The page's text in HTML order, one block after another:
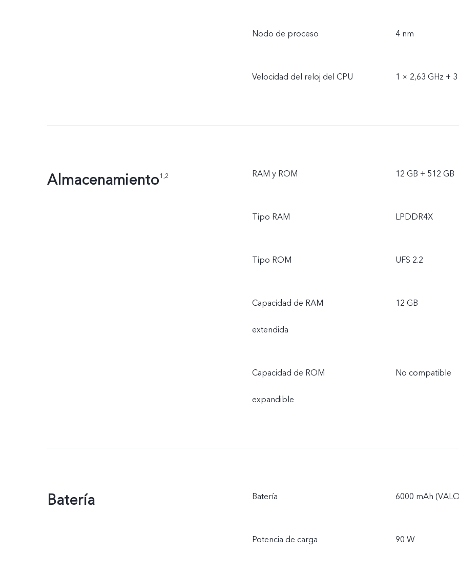
Nodo de proceso 4 nm
Velocidad del reloj del CPU 1 × 2,63 GHz +
Almacenamiento1,2 RAM y ROM 12 GB + 512 GB
Tipo RAM LPDDR4X
Tipo ROM UFS 2.2
Capacidad de RAM
extendida
12 GB
Capacidad de ROM
expandible
No compatible
Batería Batería 6000 mAh
Potencia de carga 90 W